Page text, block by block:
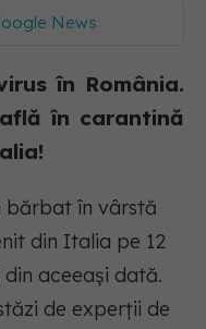
News
în România.
în carantină
bărbat în vârstă
din Italia pe 12
aceeași dată.
de experții de